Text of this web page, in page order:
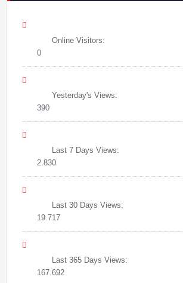
Online Visitors:
0
Yesterday's Views:
390
Last 7 Days Views:
2.830
Last 30 Days Views:
19.717
Last 365 Days Views:
167.692